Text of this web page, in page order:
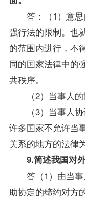
答：（1）意思
强行法的限制。也
的范围内进行，不
同的国家法律中的
共秩序。
（2）当事人的协
（3）当事人协
许多国家不允许当
关系的地方的法律
9.简述我国对
答（1）由当事
助协定的缔约对方